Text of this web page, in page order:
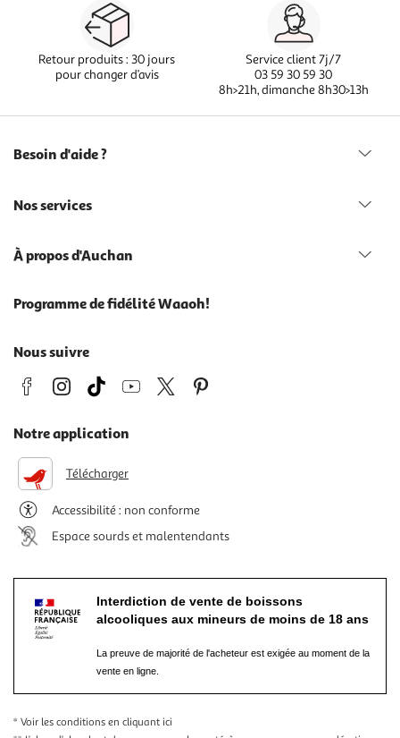
Retour produits : 30 jours
pour changer d’avis
Service client 7j/7
03 59 30 59 30
8h>21h, dimanche 8h30>13h
Besoin d'aide ?
Nos services
À propos d'Auchan
Programme de fidélité Waaoh!
Nous suivre
Notre application
Télécharger
Accessibilité : non conforme
Espace sourds et malentendants
Interdiction de vente de boissons
alcooliques aux mineurs de moins de 18 ans
La preuve de majorité de l'acheteur est exigée au moment de la
vente en ligne.
* Voir les conditions en cliquant ici